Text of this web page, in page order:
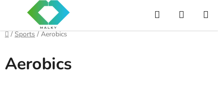
Szukaj
Home
/ Sports / Aerobics
Aerobics